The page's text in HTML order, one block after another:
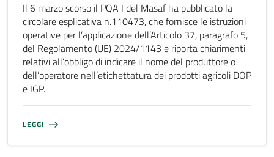
Il 6 marzo scorso il PQA I del Masaf ha pubblicato la
circolare esplicativa n.110473, che fornisce le istruzioni
operative per l’applicazione dell’Articolo 37, paragrafo 5,
del Regolamento (UE) 2024/1143 e riporta chiarimenti
relativi all’obbligo di indicare il nome del produttore o
dell’operatore nell’etichettatura dei prodotti agricoli DOP
e IGP.
LEGGI